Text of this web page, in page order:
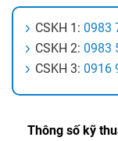
CSKH 1: 0983
CSKH 2: 0983
CSKH 3: 0916
Thông số kỹ